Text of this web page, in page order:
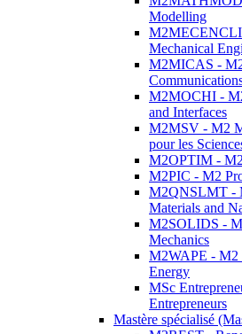
Modelling
Mechanical
M2MICAS -
M2MOCHI -
and Interfaces
M2MSV - M2
pour les
M2OPTIM -
M2PIC - M2
M2QNSLMT -
Materials and
M2SOLIDS -
Mechanics
M2WAPE - M2
Energy
MSc
Entrepreneurs
Mastère spécialisé